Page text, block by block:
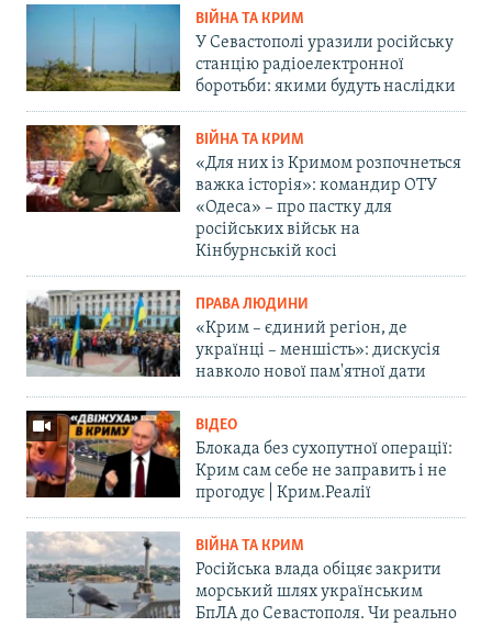
ВІЙНА ТА КРИМ
У Севастополі уразили російську
станцію радіоелектронної
боротьби: якими будуть наслідки
ВІЙНА ТА КРИМ
«Для них із Кримом розпочнеться
важка історія»: командир ОТУ
«Одеса» – про пастку для
російських військ на
Кінбурнській косі
ПРАВА ЛЮДИНИ
«Крим – єдиний регіон, де
українці – меншість»: дискусія
навколо нової пам'ятної дати
ВІДЕО
Блокада без сухопутної операції:
Крим сам себе не заправить і не
прогодує | Крим.Реалії
ВІЙНА ТА КРИМ
Російська влада обіцяє закрити
морський шлях українським
БпЛА до Севастополя. Чи реально